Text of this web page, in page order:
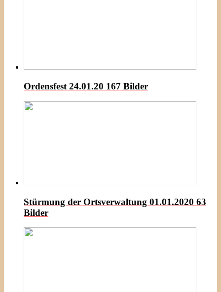
Ordensfest 24.01.20 167 Bilder
Stürmung der Ortsverwaltung 01.01.2020 63
Bilder